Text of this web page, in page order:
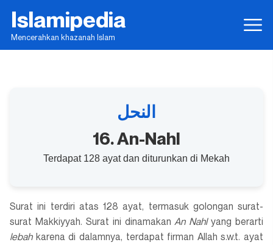
Islamipedia
Mencerahkan khazanah Islam
النحل
16. An-Nahl
Terdapat 128 ayat dan diturunkan di Mekah
Surat ini terdiri atas 128 ayat, termasuk golongan surat-
surat Makkiyyah. Surat ini dinamakanAn Nahlyang berarti
lebahkarena di dalamnya, terdapat firman Allah s.w.t. ayat